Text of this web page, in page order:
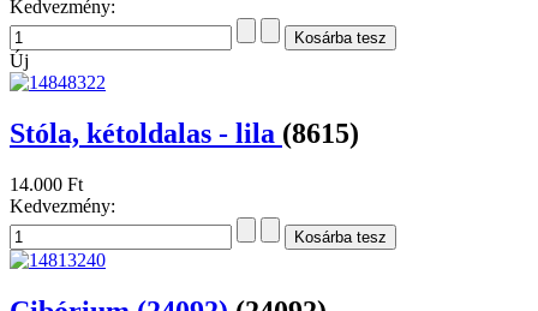
Kedvezmény:
Új
Stóla, kétoldalas - lila (8615)
14.000 Ft
Kedvezmény: